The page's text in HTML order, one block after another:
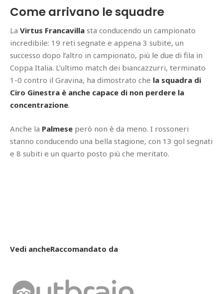
Come arrivano le squadre
La Virtus Francavilla sta conducendo un campionato
incredibile: 19 reti segnate e appena 3 subite, un
successo dopo l’altro in campionato, più le due di fila in
Coppa Italia. L’ultimo match dei biancazzurri, terminato
1-0 contro il Gravina, ha dimostrato che la squadra di
Ciro Ginestra è anche capace di non perdere la
concentrazione.
Anche la Palmese però non è da meno. I rossoneri
stanno conducendo una bella stagione, con 13 gol segnati
e 8 subiti e un quarto posto più che meritato.
Vedi ancheRaccomandato da